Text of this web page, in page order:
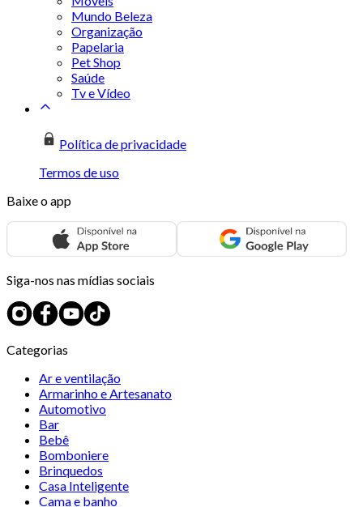
Mundo Beleza
Organização
Papelaria
Pet Shop
Saúde
Tv e Vídeo
Política de privacidade
Termos de uso
Baixe o app
Siga-nos nas mídias sociais
Categorias
Ar e ventilação
Armarinho e Artesanato
Automotivo
Bar
Bebê
Bomboniere
Brinquedos
Casa Inteligente
Cama e banho